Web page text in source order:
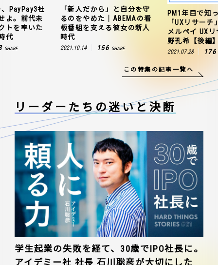
PayPay3社
よ。前代未
トを率いた
代
SHARE
「新人だから」と自分を守
るのをやめた｜ABEMAの看
板番組を支える彼女の新人
時代
2021.10.14 156 SHARE
PM1年目で知
「UXリサー
メルペイ UX
野孔希【後編
2021.07.28 176
この特集の記事一覧へ
リーダーたちの迷いと決断
学生起業の失敗を経て、30歳でIPO社長に。
アイデミー社 社長 石川聡彦が大切にした